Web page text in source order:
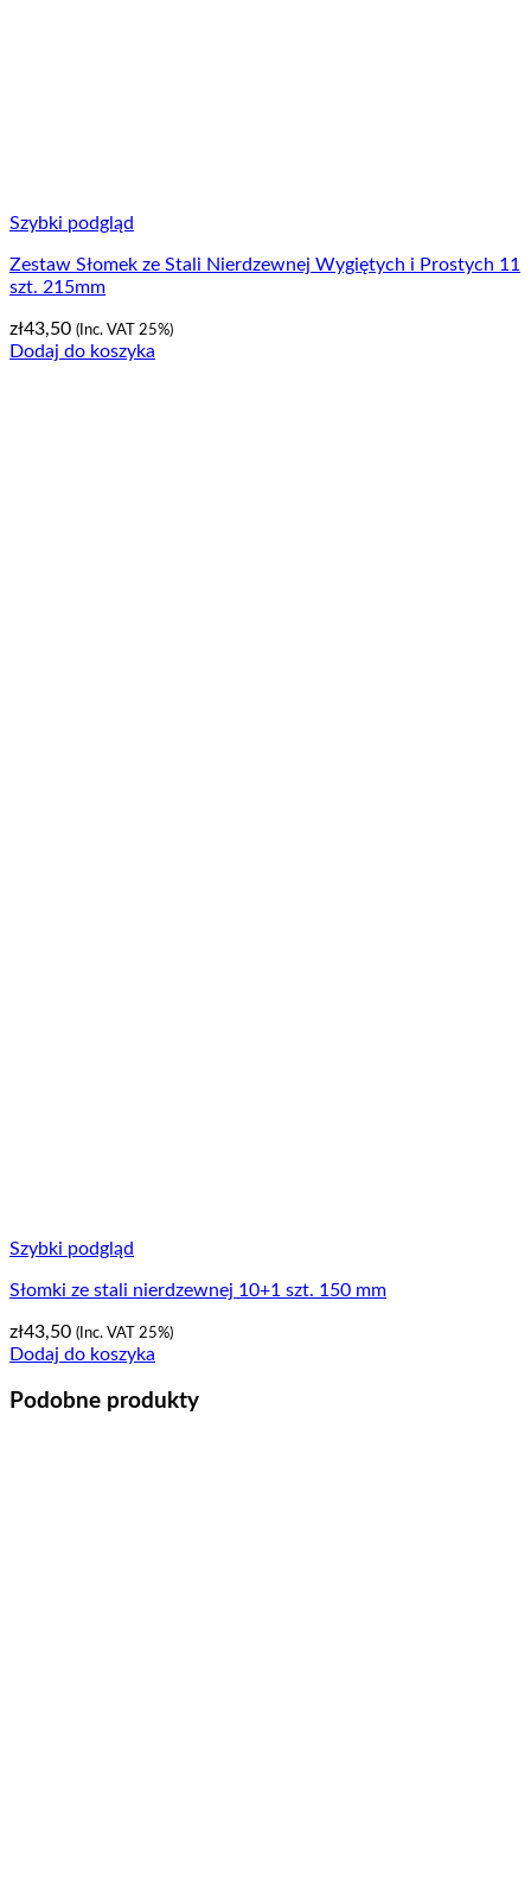
Szybki podgląd
Zestaw Słomek ze Stali Nierdzewnej Wygiętych i Prostych 11
szt. 215mm
zł43,50 (Inc. VAT 25%)
Dodaj do koszyka
Szybki podgląd
Słomki ze stali nierdzewnej 10+1 szt. 150 mm
zł43,50 (Inc. VAT 25%)
Dodaj do koszyka
Podobne produkty